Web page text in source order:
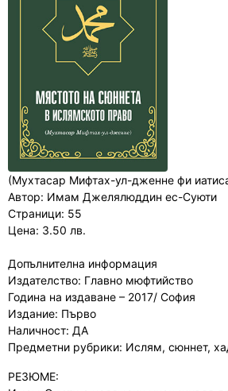
(Мухтасар Мифтах-ул-дженне фи
Автор: Имам Джелялюддин ес-Суюти
Страници: 55
Цена: 3.50 лв.
​Допълнителна информация
Издателство: Главно мюфтийство
Година на издаване – 2017/ София
Издание: Първо
Наличност: ДА
Предметни рубрики: Ислям, сюннет,
РЕЗЮМЕ: